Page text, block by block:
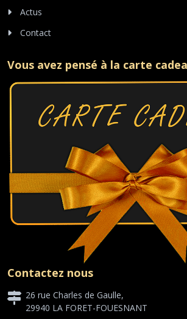
Actus
Contact
Vous avez pensé à la carte
Contactez nous
26 rue Charles de Gaulle,
29940 LA FORET-FOUESNANT